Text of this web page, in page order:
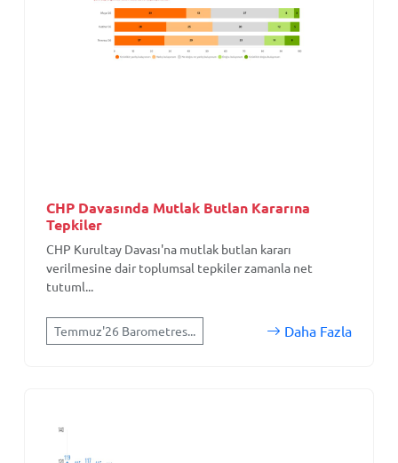
CHP Davasında Mutlak Butlan Kararına
Tepkiler
CHP Kurultay Davası'na mutlak butlan kararı
verilmesine dair toplumsal tepkiler zamanla net
tutuml...
Temmuz'26 Barometres... Daha Fazla